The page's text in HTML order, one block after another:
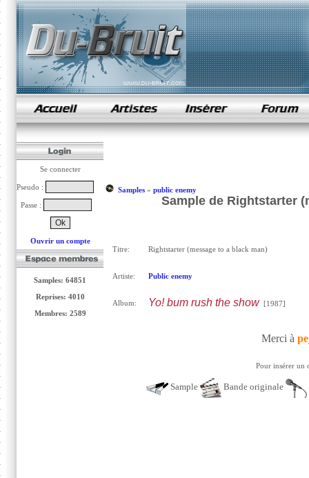
samples de rap
Se connecter
Pseudo :
Passe :
Ouvrir un compte
Samples: 64851
Reprises: 4010
Membres: 2589
Samples» public enemy
Sample de Rightstarter
Titre: Rightstarter (message to a black man)
Artiste: Public enemy
Album: Yo! bum rush the show[1987]
Merci à
Pour insérer un
Sample Bande originale